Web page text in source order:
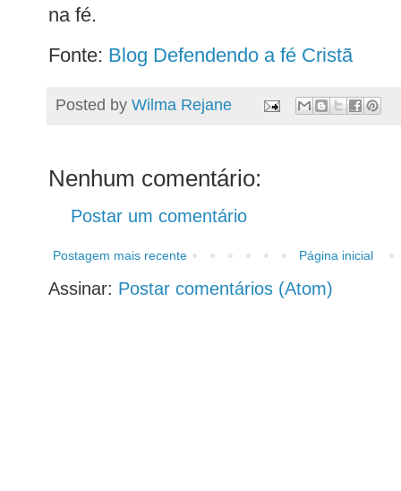
na fé.
Fonte: Blog Defendendo a fé Cristã
Posted by Wilma Rejane
Nenhum comentário:
Postar um comentário
Postagem mais recente Página inicial
Assinar: Postar comentários (Atom)